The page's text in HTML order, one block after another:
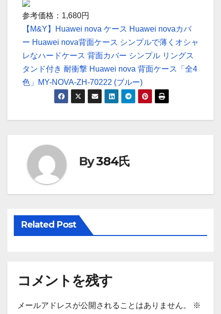
参考価格：1,680円
【M&Y】Huawei nova ケース Huawei novaカバ
ー Huawei nova背面ケース シンプルで薄くオシャ
レなハードケース 背面カバー シンプル リングス
タンド付き 耐衝撃 Huawei nova 背面ケース「全4
色」MY-NOVA-ZH-70222 (ブルー)
By384氏
Related Post
コメントを残す
メールアドレスが公開されることはありません。
※